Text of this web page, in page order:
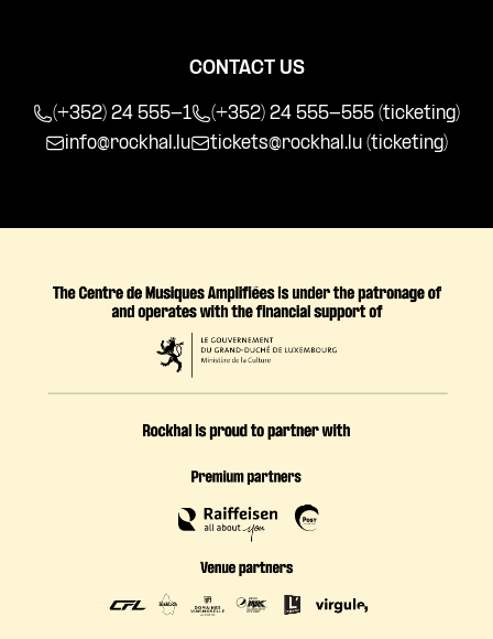
CONTACT US
(+352) 24 555-1
(+352) 24 555-555 (ticketing)
info@rockhal.lu
tickets@rockhal.lu (ticketing)